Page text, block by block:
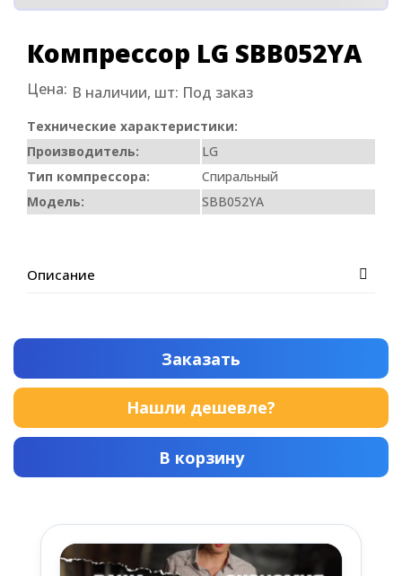
Компрессор LG SBB052YA
Цена: В наличии, шт: Под заказ
Технические характеристики:
Производитель:
LG
Тип компрессора:
Спиральный
Модель:
SBB052YA
Описание
Заказать
Нашли дешевле?
В корзину